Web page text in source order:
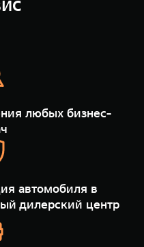
любых бизнес-
автомобиля в
дилерский центр